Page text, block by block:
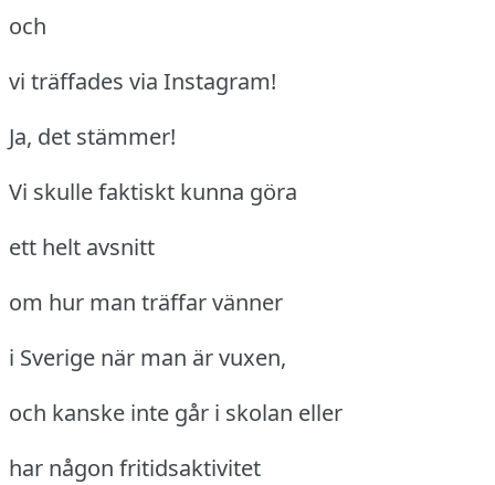
och
vi träffades via Instagram!
Ja, det stämmer!
Vi skulle faktiskt kunna göra
ett helt avsnitt
om hur man träffar vänner
i Sverige när man är vuxen,
och kanske inte går i skolan eller
har någon fritidsaktivitet